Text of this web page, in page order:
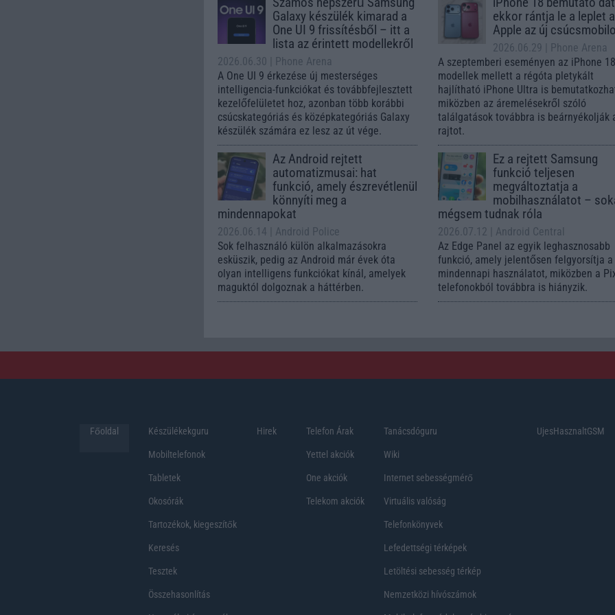
Galaxy készülék kimarad a
One UI 9 frissítésből – itt a
lista az érintett modellekről
2026.06.30
| Phone Arena
A One UI 9 érkezése új mesterséges
intelligencia-funkciókat és továbbfejlesztett
kezelőfelületet hoz, azonban több korábbi
csúcskategóriás és középkategóriás Galaxy
készülék számára ez lesz az út vége.
ekkor rántja le a leplet
Apple az új
2026.06.29
| Phone Arena
A szeptemberi eseményen az iPhone
modellek mellett a régóta pletykált
hajlítható iPhone Ultra is
miközben az áremelésekről szóló
találgatások továbbra is beárnyékolják
rajtot.
Az Android rejtett
automatizmusai: hat
funkció, amely észrevétlenül
könnyíti meg a
mindennapokat
2026.06.14
| Android Police
Sok felhasználó külön alkalmazásokra
esküszik, pedig az Android már évek óta
olyan intelligens funkciókat kínál, amelyek
maguktól dolgoznak a háttérben.
Ez a rejtett Samsung
funkció teljesen
megváltoztatja a
mobilhasználatot –
mégsem tudnak róla
2026.07.12
| Android Central
Az Edge Panel az egyik leghasznosabb
funkció, amely jelentősen felgyorsítja a
mindennapi használatot, miközben a
telefonokból továbbra is hiányzik.
Főoldal Készülékekguru
Mobiltelefonok
Tabletek
Okosórák
Tartozékok, kiegeszítők
Keresés
Tesztek
Összehasonlítás
Hirek Telefon Árak
Yettel akciók
One akciók
Telekom akciók
Tanácsdóguru
Wiki
Internet sebességmérő
Virtuális valóság
Telefonkönyvek
Lefedettségi térképek
Letöltési sebesség térkép
Nemzetközi hívószámok
UjesHasznaltGSM